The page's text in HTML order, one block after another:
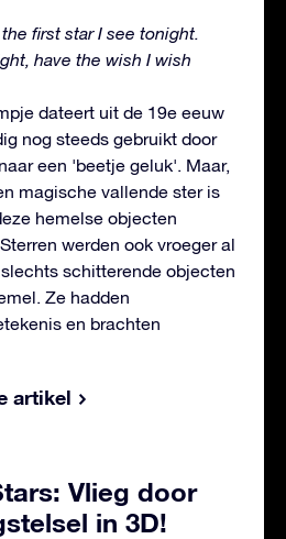
first star I see tonight.
have the wish I wish
dateert uit de 19e eeuw
nog steeds gebruikt door
een 'beetje geluk'. Maar,
magische vallende ster is
hemelse objecten
werden ook vroeger al
schitterende objecten
Ze hadden
en brachten
artikel
Vlieg door
in 3D!